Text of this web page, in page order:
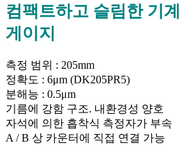
컴팩트하고 슬림한 기
게이지
측정 범위 : 205mm
정확도 : 6μm (DK205PR5)
분해능 : 0.5μm
기름에 강함 구조. 내환경성 양호
자석에 의한 흡착식 측정자가 부속
A / B 상 카운터에 직접 연결 가능